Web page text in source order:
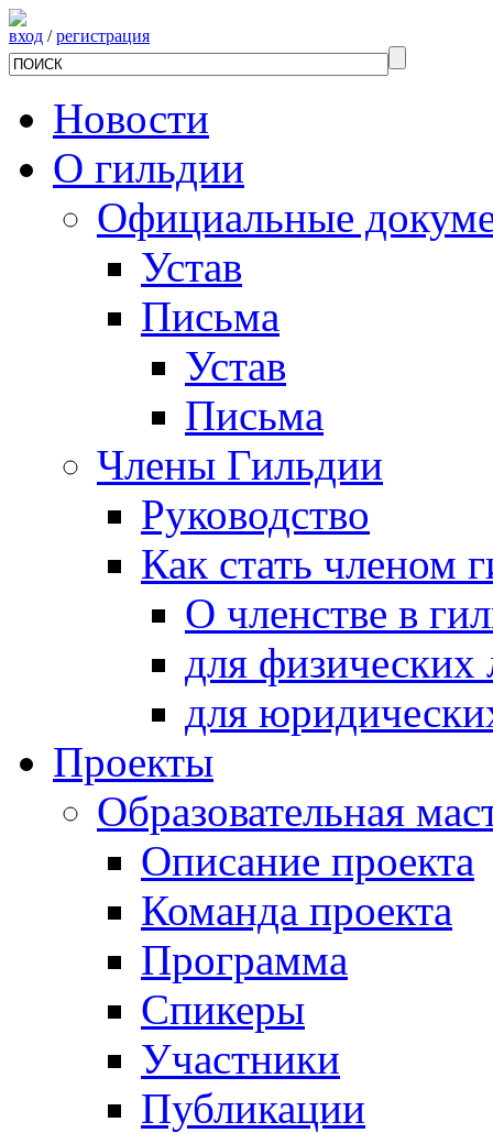
вход /регистрация
Новости
О гильдии
Официальные
Устав
Письма
Устав
Письма
Члены Гильдии
Руководство
Как стать членом
О членстве в
для физических
для
Проекты
Образовательная
Описание проекта
Команда проекта
Программа
Спикеры
Участники
Публикации